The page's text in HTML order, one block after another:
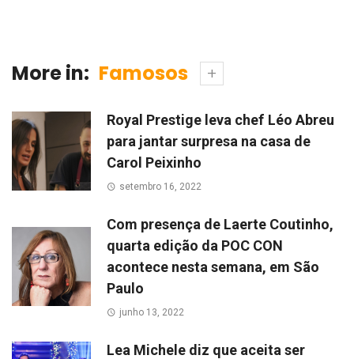
More in: Famosos
Royal Prestige leva chef Léo Abreu
para jantar surpresa na casa de
Carol Peixinho
setembro 16, 2022
Com presença de Laerte Coutinho,
quarta edição da POC CON
acontece nesta semana, em São
Paulo
junho 13, 2022
Lea Michele diz que aceita ser